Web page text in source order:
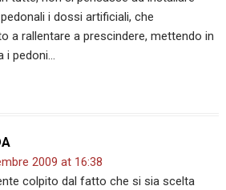
i dossi artificiali, che
a rallentare a prescindere, mettendo in
i pedoni…
2009 at 16:38
colpito dal fatto che si sia scelta